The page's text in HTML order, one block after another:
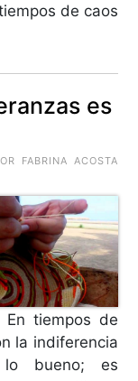
de caos
es
FABRINA ACOSTA
En tiempos de
la indiferencia
bueno; es